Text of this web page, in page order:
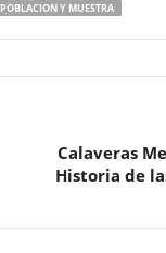
POBLACION Y MUESTRA
Calaveras
Historia de